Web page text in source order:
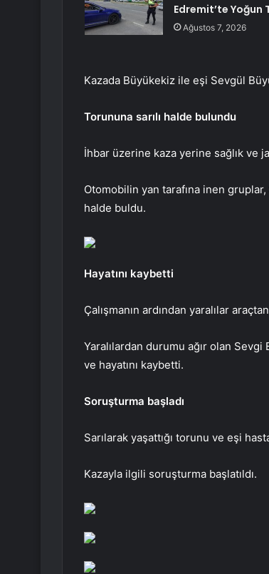
Edremit’te Yoğun
Ağustos 7, 2026
Kazada Büyükekiz ile eşi Sevgül
Torununa sarılı halde bulundu
İhbar üzerine kaza yerine sağlık ve
Otomobilin yan tarafına inen
halde buldu.
Hayatını kaybetti
Çalışmanın ardından yaralılar
Yaralılardan durumu ağır olan
ve hayatını kaybetti.
Soruşturma başladı
Sarılarak yaşattığı torunu ve eşi
Kazayla ilgili soruşturma başlatıldı.